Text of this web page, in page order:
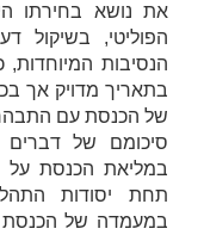
את נושא בחירתו
הפוליטי, בשיקול
הנסיבות
בתאריך מדויק אך
של הכנסת עם
סיכומם של
במליאת הכנסת על
תחת יסודות
במעמדה של הכנסת